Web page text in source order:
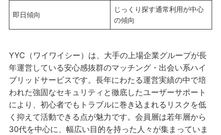
即日傾向
じっくり探す通常利用が中心
の傾向
YYC（ワイワイシー）は、大手の上場企業グループが長
年運営している安心感抜群のマッチング・出会い系ハイ
ブリッドサービスです。長年にわたる運営実績の中で培
われた強固なセキュリティと徹底したユーザーサポート
により、初心者でもトラブルに巻き込まれるリスクを低
く抑えて活動できる点が魅力です。会員層は若年層から
30代を中心に、幅広い目的を持った人々が集まっていま